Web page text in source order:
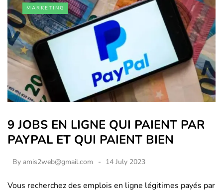
MARKETING
9 JOBS EN LIGNE QUI PAIENT PAR
PAYPAL ET QUI PAIENT BIEN
By amis2web@gmail.com 14 July 2023
Vous recherchez des emplois en ligne légitimes payés par